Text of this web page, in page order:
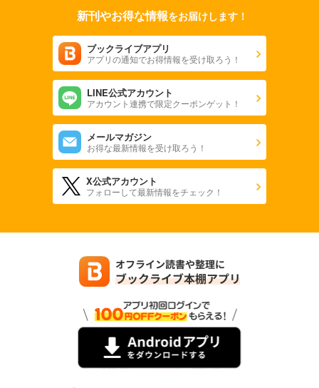
新刊やお得な情報をお届けします！
ブックライブアプリ
アプリの通知でお得情報を受け取ろう！
LINE公式アカウント
アカウント連携で限定クーポンゲット！
メールマガジン
お得な最新情報を受け取ろう！
X公式アカウント
フォローして最新情報をチェック！